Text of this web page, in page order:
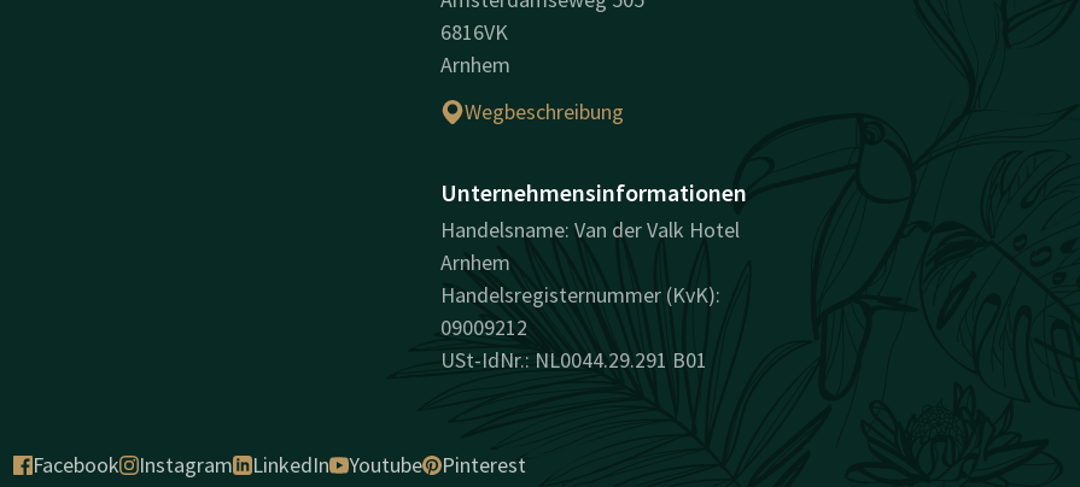
6816VK
Arnhem
Wegbeschreibung
Unternehmensinformationen
Handelsname: Van der Valk Hotel
Arnhem
Handelsregisternummer (KvK):
09009212
USt-IdNr.: NL0044.29.291 B01
Facebook Instagram LinkedIn Youtube Pinterest